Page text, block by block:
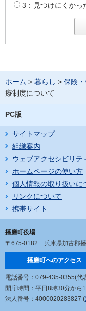
3：見つけにくかっ
ホーム > 暮らし > 保険
療制度について
PC版
サイトマップ
組織案内
ウェブアクセシビリテ
ホームページの使い方
個人情報の取り扱いに
リンクについて
携帯サイト
播磨町役場
〒675-0182 兵庫県加古郡
播磨町へのアクセス
電話番号：079-435-0355(代
開庁時間：平日8時30分から
法人番号：4000020283827 (